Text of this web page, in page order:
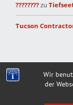
Wir
der
????????zu
Tucson